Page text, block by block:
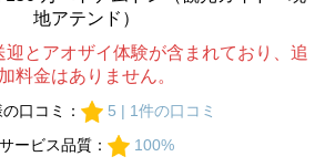
地アテンド）
とアオザイ体験が含まれており、追
加料金はありません。
口コミ：
5 | 1件の口コミ
サービス品質：
100%